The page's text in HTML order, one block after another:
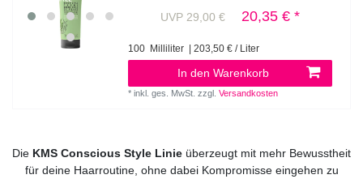
UVP 29,00 € 20,35 € *
100 Milliliter | 203,50 € / Liter
In den Warenkorb
*inkl. ges. MwSt. zzgl.Versandkosten
Die KMS Conscious Style Linie überzeugt mit mehr Bewusstheit
für deine Haarroutine, ohne dabei Kompromisse eingehen zu